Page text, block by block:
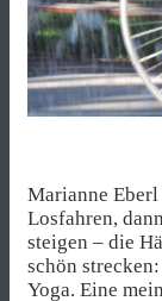
Marianne
Losfahren,
steigen – die
schön
Yoga. Eine